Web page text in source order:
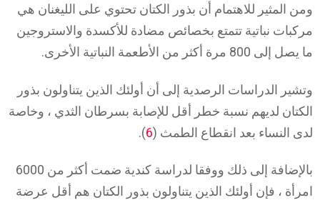
ومن المثير للاهتمام أن بذور الكتان تحتوي على الليغنان هي
مركبات نباتية تتمتع بخصائص مضادة للأكسدة والاستروجين
ما يصل إلى 800 مرة أكثر من الأطعمة النباتية الأخرى.
وتشير الدراسات الرصدية إلى أن أولئك الذين يتناولون بذور
الكتان لديهم نسبة خطر أقل للإصابة بسرطان الثدي ، وخاصة
لدى النساء بعد انقطاع الطمث (6
).
بالإضافة إلى ذلك ووفقا لدراسة كندية ضمت أكثر من 6000
امرأة ، فإن أولئك الذين يتناولون بذور الكتان هم أقل عرضة